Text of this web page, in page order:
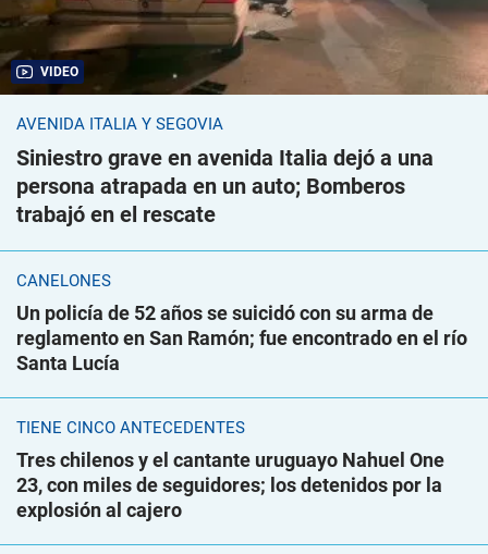
VIDEO
AVENIDA ITALIA Y SEGOVIA
Siniestro grave en avenida Italia dejó a una
persona atrapada en un auto; Bomberos
trabajó en el rescate
CANELONES
Un policía de 52 años se suicidó con su arma de
reglamento en San Ramón; fue encontrado en el río
Santa Lucía
TIENE CINCO ANTECEDENTES
Tres chilenos y el cantante uruguayo Nahuel One
23, con miles de seguidores; los detenidos por la
explosión al cajero